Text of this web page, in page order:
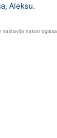
Aleksu.
nastavlja nakon oglasa